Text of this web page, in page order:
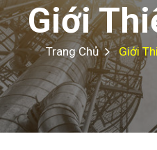
Giới
Trang Chủ Giới